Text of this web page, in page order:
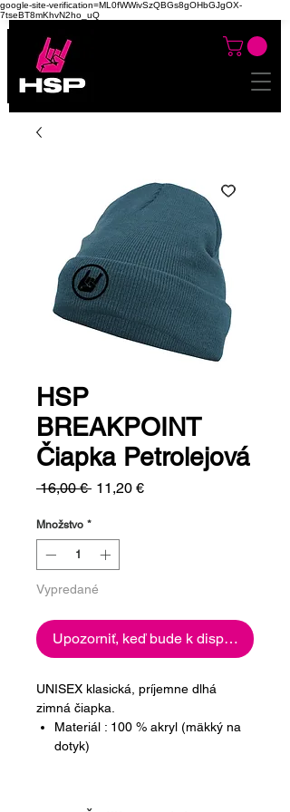
google-site-verification=ML0fWWivSzQBGs8gOHbGJgOX-
7tseBT8mKhvN2ho_uQ
HSP
BREAKPOINT
Čiapka Petrolejová
16,00 € Normálna
11,20 €Zľavnená
Množstvo *
Vypredané
Upozorniť, keď bude k dispozícii
UNISEX klasická, príjemne dlhá
zimná čiapka.
Materiál : 100 % akryl (mäkký na
dotyk)